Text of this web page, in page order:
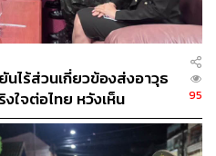
THE AUTHOR
TEAM
ไร้ส่วนเกี่ยวข้องส่งอาวุธ
ใจต่อไทย หวังเห็น
95